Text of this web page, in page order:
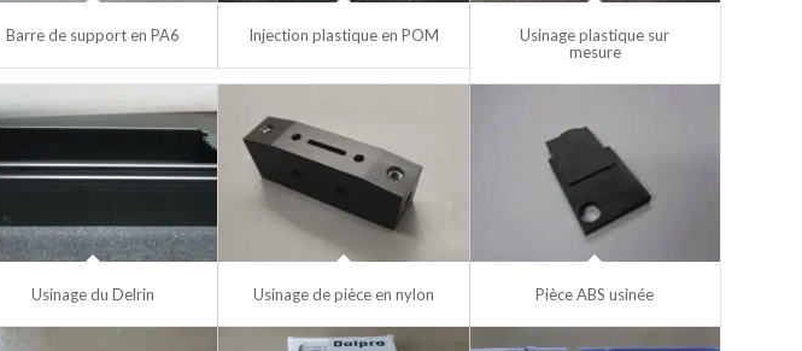
Barre de support en PA6 Injection plastique en POM
Usinage plastique sur
mesure
Usinage du Delrin Usinage de pièce en nylon Pièce ABS usinée